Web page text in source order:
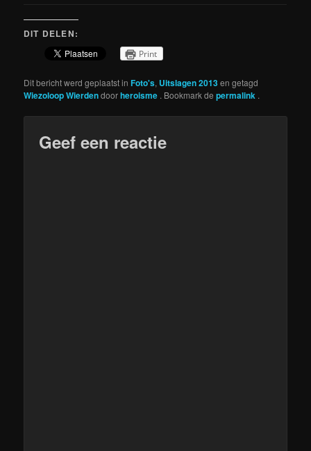
DIT DELEN:
Print
Dit bericht werd geplaatst inFoto's, Uitslagen 2013en getagd
Wiezoloop Wierdendoorheroisme . Bookmark depermalink .
Geef een reactie